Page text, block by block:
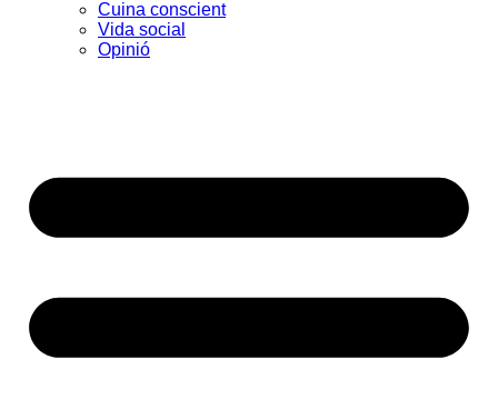
Cuina conscient
Vida social
Opinió